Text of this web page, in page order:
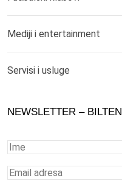
Mediji i entertainment
Servisi i usluge
NEWSLETTER – BILTEN